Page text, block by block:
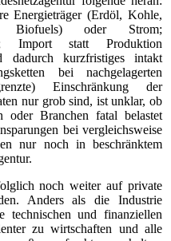
Energieträger (Erdöl, Kohle,
Biofuels) oder Strom;
Import statt Produktion
dadurch kurzfristiges intakt
bei nachgelagerten
Einschränkung der
nur grob sind, ist unklar, ob
oder Branchen fatal belastet
bei vergleichsweise
nur noch in beschränktem
noch weiter auf private
Anders als die Industrie
und finanziellen
zu wirtschaften und alle